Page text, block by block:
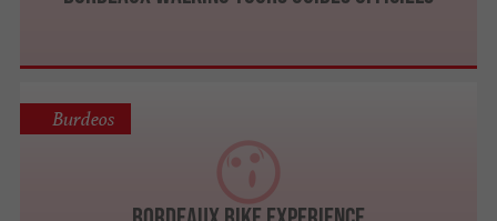
Burdeos